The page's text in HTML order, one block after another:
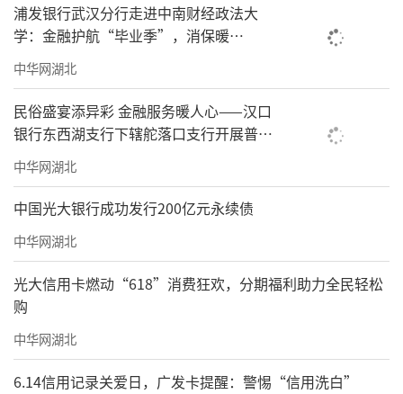
浦发银行武汉分行走进中南财经政法大
学：金融护航“毕业季”，消保暖
心“礼”相随
中华网湖北
民俗盛宴添异彩 金融服务暖人心——汉口
银行东西湖支行下辖舵落口支行开展普及
金融知识万里行活动
中华网湖北
中国光大银行成功发行200亿元永续债
中华网湖北
光大信用卡燃动“618”消费狂欢，分期福利助力全民轻松
购
中华网湖北
6.14信用记录关爱日，广发卡提醒：警惕“信用洗白”